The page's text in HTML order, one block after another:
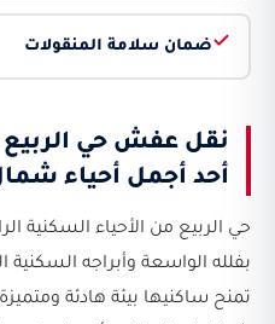
ضمان سلامة المنقولات
نقل عفش حي
أحد أجمل أحياء
حي الربيع من الأحياء السكنية
بفلله الواسعة وأبراجه السكنية
تمنح ساكنيها بيئة هادئة